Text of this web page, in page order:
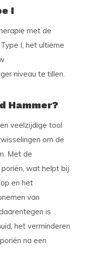
I
met de
I, het ultieme
niveau te tillen.
Hammer?
veelzijdige tool
om de
Met de
wat helpt bij
en het
van
is
het verminderen
na een